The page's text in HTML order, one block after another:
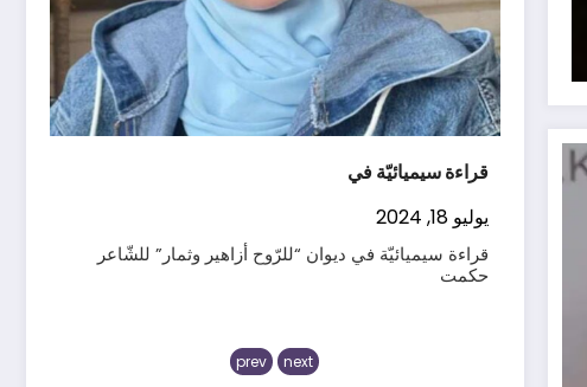
قراءة سيميائيّة في ديوان “للرّوح أزاهير وثمار” للشّاعر
حكمت
قراءة ليزريّة في ديوان للرّوح أزاهير وثمار كثيرة
prev next